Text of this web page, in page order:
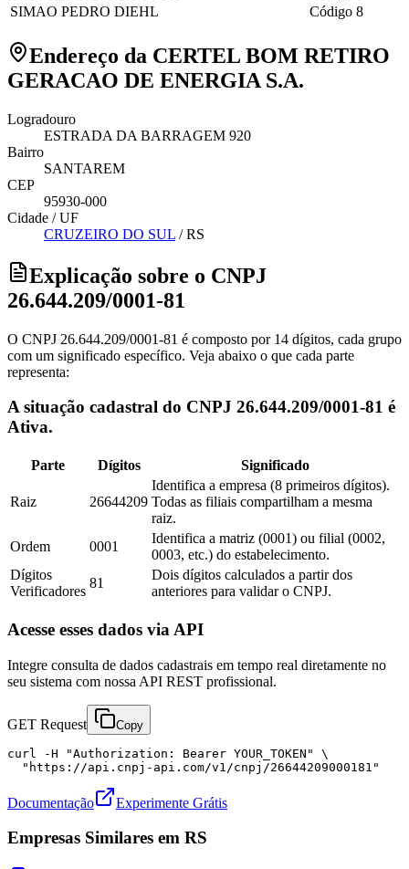
SIMAO PEDRO DIEHL
Código 8
Endereço da CERTEL BOM RETIRO
GERACAO DE ENERGIA S.A.
Logradouro
ESTRADA DA BARRAGEM 920
Bairro
SANTAREM
CEP
95930-000
Cidade / UF
CRUZEIRO DO SUL /RS
Explicação sobre o CNPJ
26.644.209/0001-81
O CNPJ 26.644.209/0001-81 é composto por 14 dígitos, cada grupo
com um significado específico. Veja abaixo o que cada parte
representa:
A situação cadastral do CNPJ 26.644.209/0001-81 é
Ativa.
Parte Dígitos Significado
Raiz 26644209
Identifica a empresa (8 primeiros dígitos).
Todas as filiais compartilham a mesma
raiz.
Ordem
0001
Identifica a matriz (0001) ou filial (0002,
0003, etc.) do estabelecimento.
Dígitos
Verificadores
81
Dois dígitos calculados a partir dos
anteriores para validar o CNPJ.
Acesse esses dados via API
Integre consulta de dados cadastrais em tempo real diretamente no
seu sistema com nossa API REST profissional.
GET Request Copy
curl -H "Authorization: Bearer YOUR_TOKEN" \
  "https://api.cnpj-api.com/v1/cnpj/26644209000181"
Documentação Experimente Grátis
Empresas Similares em RS